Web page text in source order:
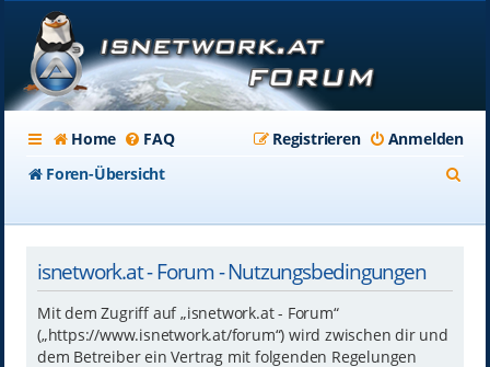
Home FAQ Anmelden
Registrieren
Foren-Übersicht
isnetwork.at - Forum - Nutzungsbedingungen
Mit dem Zugriff auf „isnetwork.at - Forum“
(„https://www.isnetwork.at/forum“) wird zwischen dir und
dem Betreiber ein Vertrag mit folgenden Regelungen